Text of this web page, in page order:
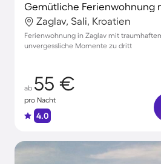
Zaglav, Sali, Kroatien
Ferienwohnung in Zaglav mit
unvergessliche Momente zu dritt
ab 55 €
pro Nacht
4.0